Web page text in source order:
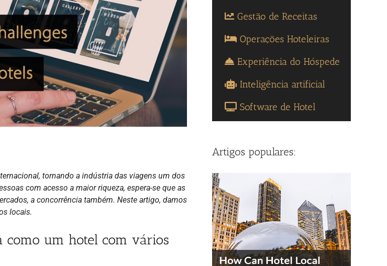
tornando a indústria das viagens um dos
com acesso a maior riqueza, espera-se que as
a concorrência também. Neste artigo, damos
locais.
como um hotel com vários
Gestão de Receitas
Operações Hoteleiras
Experiência do Hóspede
Inteligência artificial
Software de Hotel
Artigos populares: